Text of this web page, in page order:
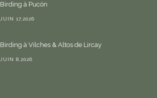
Birding à Pucón
JUIN 17,2026
Birding à Vilches & Altos de Lircay
JUIN 8,2026